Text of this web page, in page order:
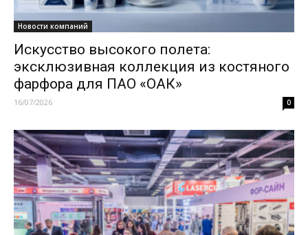
Новости компаний
Искусство высокого полета:
эксклюзивная коллекция из костяного
фарфора для ПАО «ОАК»
16/07/2026 0